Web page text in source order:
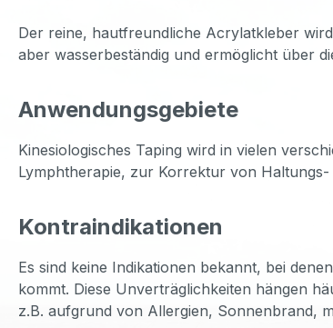
Der reine, hautfreundliche Acrylatkleber
aber wasserbeständig und ermöglicht über
Anwendungsgebiete
Kinesiologisches Taping wird in vielen
Lymphtherapie, zur Korrektur von
Kontraindikationen
Es sind keine Indikationen bekannt, bei
kommt. Diese Unverträglichkeiten hängen
z.B. aufgrund von Allergien, Sonnenbrand,